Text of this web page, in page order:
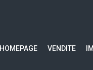
HOMEPAGE VENDITE